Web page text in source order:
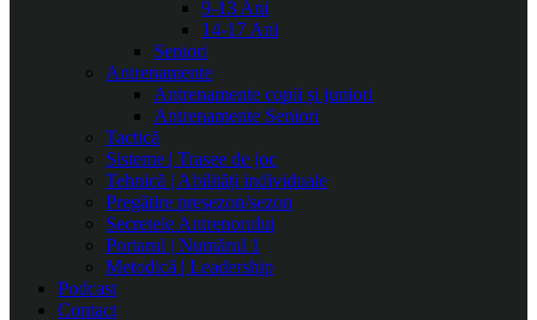
9-13 Ani
14-17 Ani
Seniori
Antrenamente
Antrenamente copii și juniori
Antrenamente Seniori
Tactică
Sisteme | Trasee de joc
Tehnică | Abilități individuale
Pregătire presezon/sezon
Secretele Antrenorului
Portarul | Numărul 1
Metodică | Leadership
Podcast
Contact